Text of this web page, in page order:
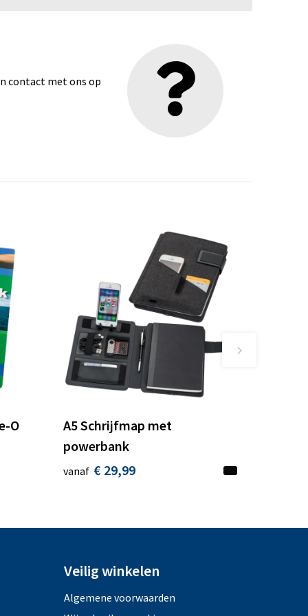
contact met ons op
O
A5 Schrijfmap met
powerbank
vanaf € 29,99
Veilig winkelen
Algemene voorwaarden